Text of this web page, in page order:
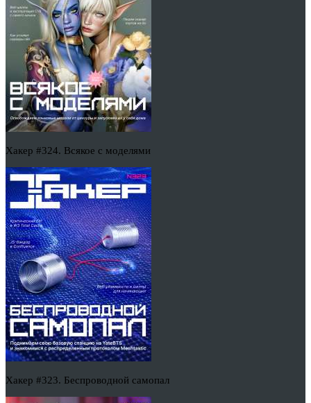
Хакер #324. Всякое с моделями
Хакер #323. Беспроводной самопал